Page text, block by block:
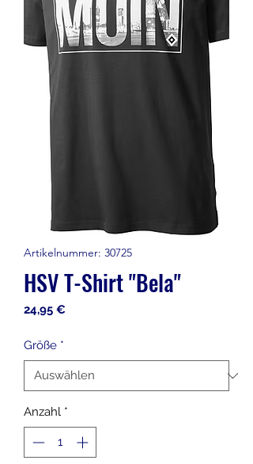
Artikelnummer: 30725
HSV T-Shirt "Bela"
24,95 €Preis
Größe *
Anzahl *